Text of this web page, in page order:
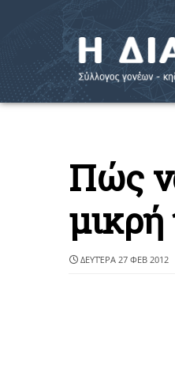
Πώς
μικρή
ΔΕΥΤΈΡΑ 27 ΦΕΒ 2012